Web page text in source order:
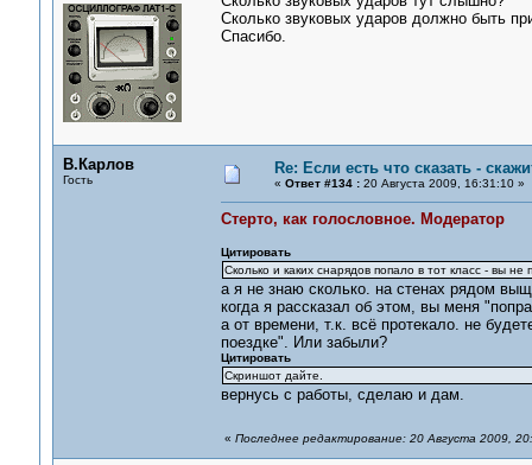
Сколько звуковых ударов должно быть
Спасибо.
В.Карлов
Гость
Re: Если есть что сказать -
« Ответ #134 :20 Августа 2009, 16:31:10 »
Стерто, как голословное. Модератор
Цитировать
Сколько и каких снарядов попало в тот класс - вы не
а я не знаю сколько. на стенах рядом
когда я рассказал об этом, вы меня
а от времени, т.к. всё протекало. не
поездке". Или забыли?
Цитировать
Скриншот дайте.
вернусь с работы, сделаю и дам.
« Последнее редактирование: 20 Августа 2009,